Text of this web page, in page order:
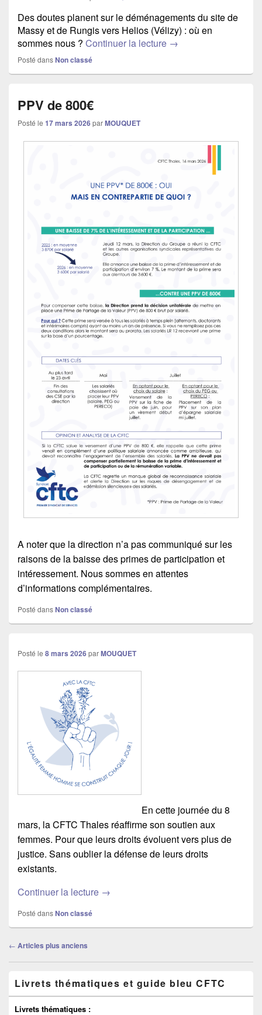
Des doutes planent sur le déménagements du site de
Massy et de Rungis vers Helios (Vélizy) : où en
sommes nous ? Continuer la lecture LAS : Quelle
→
Posté dansNon classé
PPV de 800€
Posté le 17 mars 2026parMOUQUET
A noter que la direction n’a pas communiqué sur les
raisons de la baisse des primes de participation et
intéressement. Nous sommes en attentes
d’informations complémentaires.
Posté dansNon classé
Posté le 8 mars 2026parMOUQUET
En cette journée du 8
mars, la CFTC Thales réaffirme son soutien aux
femmes. Pour que leurs droits évoluent vers plus de
justice. Sans oublier la défense de leurs droits
existants.
Continuer la lecture →
Posté dansNon classé
Navigation
articles
← Articles plus anciens
principale
de
widget
Livrets thématiques et guide bleu CFTC
Livrets thématiques :